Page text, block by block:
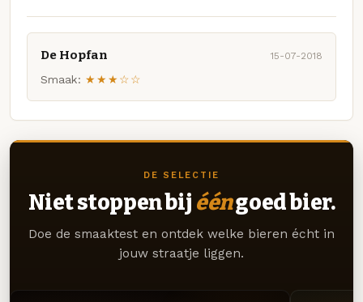
De Hopfan 15-07-2018
Smaak: ★★★☆☆
DE SELECTIE
Niet stoppen bij ééngoed bier.
Doe de smaaktest en ontdek welke bieren écht in
jouw straatje liggen.